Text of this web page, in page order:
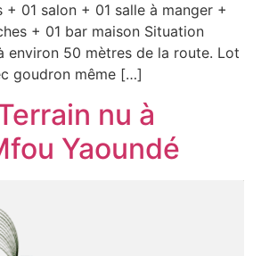
+ 01 salon + 01 salle à manger +
+ 01 bar maison Situation
environ 50 mètres de la route. Lot
goudron même […]
nu à
Yaoundé